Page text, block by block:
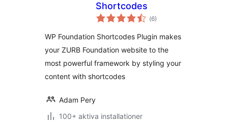
Shortcodes
(Totalt
antal
6)
WP Foundation Shortcodes Plugin makes
your ZURB Foundation website to the
most powerful framework by styling your
content with shortcodes
Adam Pery
100+ aktiva installationer